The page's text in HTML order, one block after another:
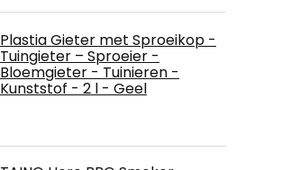
Plastia Gieter met Sproeikop -
Tuingieter – Sproeier -
Bloemgieter - Tuinieren -
Kunststof - 2 l - Geel